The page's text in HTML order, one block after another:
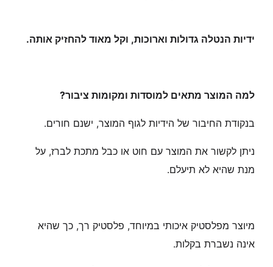
ידיות הנטלה גדולות וארוכות, וקל מאוד להחזיק אותה.
למה המוצר מתאים למוסדות ומקומות ציבור?
בנקודת החיבור של הידיות לגוף המוצר, ישנם חורים.
ניתן לקשור את המוצר עם חוט או כבל מתכת לברז, על
מנת שהיא לא תיעלם.
מיוצר מפלסטיק איכותי במיוחד, פלסטיק רך, כך שהיא
אינה נשברת בקלות.